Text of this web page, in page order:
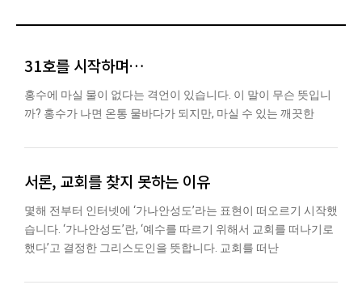
31호를 시작하며…
홍수에 마실 물이 없다는 격언이 있습니다. 이 말이 무슨 뜻입니
까? 홍수가 나면 온통 물바다가 되지만, 마실 수 있는 깨끗한
서론, 교회를 찾지 못하는 이유
몇해 전부터 인터넷에 ‘가나안성도’라는 표현이 떠오르기 시작했
습니다. ‘가나안성도’란, ‘예수를 따르기 위해서 교회를 떠나기로
했다’고 결정한 그리스도인을 뜻합니다. 교회를 떠난